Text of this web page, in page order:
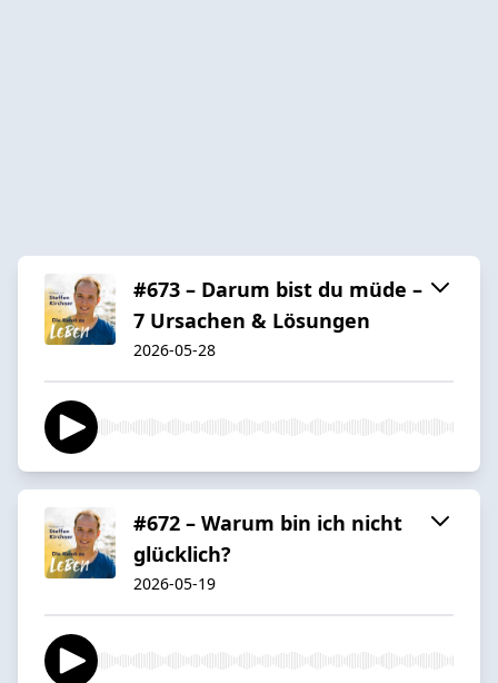
#673 – Darum bist du müde –
7 Ursachen & Lösungen
2026-05-28
#672 – Warum bin ich nicht
glücklich?
2026-05-19